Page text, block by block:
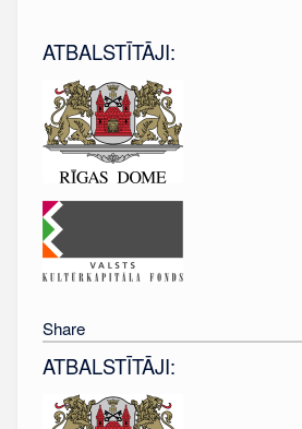
ATBALSTĪTĀJI:
Share
ATBALSTĪTĀJI: